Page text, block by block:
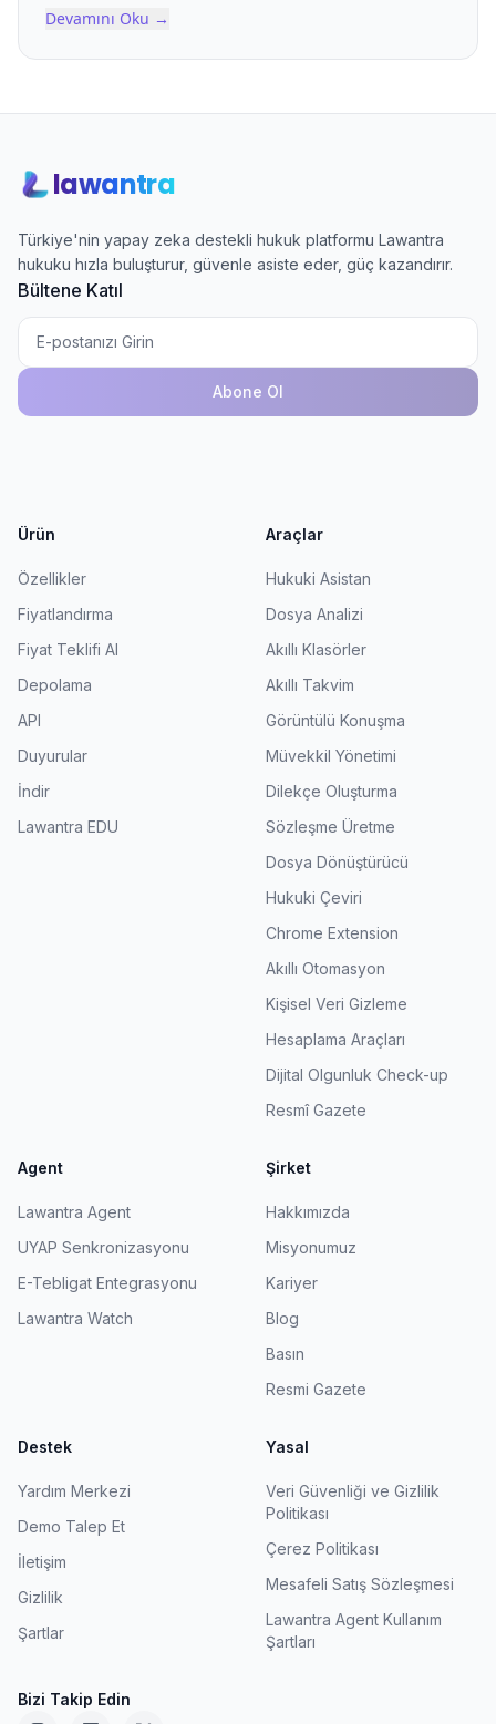
Devamını Oku →
lawantra
Türkiye'nin yapay zeka destekli hukuk platformu Lawantra
hukuku hızla buluşturur, güvenle asiste eder, güç kazandırır.
Bültene Katıl
Abone Ol
Ürün
Özellikler
Fiyatlandırma
Fiyat Teklifi Al
Depolama
API
Duyurular
İndir
Lawantra EDU
Araçlar
Hukuki Asistan
Dosya Analizi
Akıllı Klasörler
Akıllı Takvim
Görüntülü Konuşma
Müvekkil Yönetimi
Dilekçe Oluşturma
Sözleşme Üretme
Dosya Dönüştürücü
Hukuki Çeviri
Chrome Extension
Akıllı Otomasyon
Kişisel Veri Gizleme
Hesaplama Araçları
Dijital Olgunluk Check-up
Resmî Gazete
Agent
Lawantra Agent
UYAP Senkronizasyonu
E-Tebligat Entegrasyonu
Lawantra Watch
Şirket
Hakkımızda
Misyonumuz
Kariyer
Blog
Basın
Resmi Gazete
Destek
Yardım Merkezi
Demo Talep Et
İletişim
Gizlilik
Şartlar
Yasal
Veri Güvenliği ve Gizlilik
Politikası
Çerez Politikası
Mesafeli Satış Sözleşmesi
Lawantra Agent Kullanım
Şartları
Bizi Takip Edin